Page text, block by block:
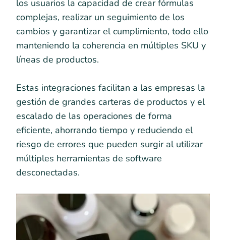
los usuarios la capacidad de crear fórmulas
complejas, realizar un seguimiento de los
cambios y garantizar el cumplimiento, todo ello
manteniendo la coherencia en múltiples SKU y
líneas de productos.
Estas integraciones facilitan a las empresas la
gestión de grandes carteras de productos y el
escalado de las operaciones de forma
eficiente, ahorrando tiempo y reduciendo el
riesgo de errores que pueden surgir al utilizar
múltiples herramientas de software
desconectadas.